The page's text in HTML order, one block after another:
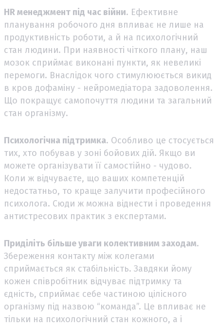
HR менеджмент під час війни. Ефективне
планування робочого дня впливає не лише на
продуктивність роботи, а й на психологічний
стан людини. При наявності чіткого плану, наш
мозок сприймає виконані пункти, як невеликі
перемоги. Внаслідок чого стимулююється викид
в кров дофаміну - нейромедіатора задоволення.
Що покращує самопочуття людини та загальний
стан організму.
Психологічна підтримка. Особливо це стосується
тих, хто побував у зоні бойових дій. Якщо ви
можете організувати її самостійно - чудово.
Коли ж відчуваєте, що ваших компетенцій
недостатньо, то краще залучити професійного
психолога. Сюди ж можна віднести і проведення
антистресових практик з експертами.
Приділіть більше уваги колективним заходам.
Збереження контакту між колегами
сприймається як стабільність. Завдяки йому
кожен співробітник відчуває підтримку та
єдність, сприймає себе частиною цілісного
організму під назвою “команда”. Це впливає не
тільки на психологічний стан кожного, а і